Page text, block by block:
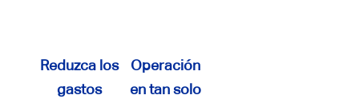
Reduzca los
gastos
Operación
en tan solo